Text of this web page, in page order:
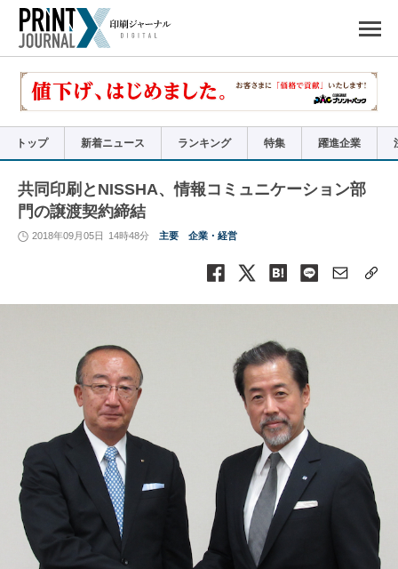
で
リ
トップ 新着ニュース ランキング 特集 躍進企業
共同印刷とNISSHA、情報コミュニケーション部
門の譲渡契約締結
2018年09月05日 14時48分 主要 企業・経営